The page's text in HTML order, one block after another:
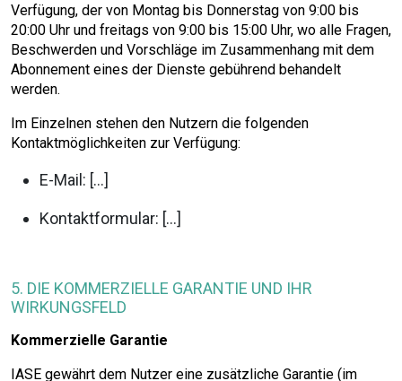
Verfügung, der von Montag bis Donnerstag von 9:00 bis
20:00 Uhr und freitags von 9:00 bis 15:00 Uhr, wo alle Fragen,
Beschwerden und Vorschläge im Zusammenhang mit dem
Abonnement eines der Dienste gebührend behandelt
werden.
Im Einzelnen stehen den Nutzern die folgenden
Kontaktmöglichkeiten zur Verfügung:
E-Mail: […]
Kontaktformular: […]
5. DIE KOMMERZIELLE GARANTIE UND IHR
WIRKUNGSFELD
Kommerzielle Garantie
IASE gewährt dem Nutzer eine zusätzliche Garantie (im